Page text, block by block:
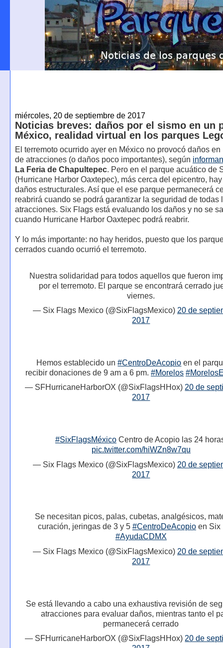
miércoles, 20 de septiembre de 2017
Noticias breves: daños por el sismo en un
México, realidad virtual en los parques
El terremoto ocurrido ayer en México no provocó daños
de atracciones (o daños poco importantes), según informan
La Feria de Chapultepec. Pero en el parque acuático de
(Hurricane Harbor Oaxtepec), más cerca del epicentro,
daños estructurales. Así que el ese parque permanecerá
reabrirá cuando se podrá garantizar la seguridad de todas
atracciones. Six Flags está evaluando los daños y no se
cuando Hurricane Harbor Oaxtepec podrá reabrir.
Y lo más importante: no hay heridos, puesto que los
cerrados cuando ocurrió el terremoto.
Nuestra solidaridad para todos aquellos que fueron
por el terremoto. El parque se encontrará cerrado
viernes.
— Six Flags Mexico (@SixFlagsMexico) 20 de
2017
Hemos establecido un#CentroDeAcopio en el
recibir donaciones de 9 am a 6 pm. #Morelos
— SFHurricaneHarborOX (@SixFlagsHHox) 20 de
2017
#SixFlagsMéxicoCentro de Acopio las 24
pic.twitter.com/hiWZn8w7qu
— Six Flags Mexico (@SixFlagsMexico) 20 de
2017
Se necesitan picos, palas, cubetas, analgésicos,
curación, jeringas de 3 y 5 #CentroDeAcopioen Six
#AyudaCDMX
— Six Flags Mexico (@SixFlagsMexico) 20 de
2017
Se está llevando a cabo una exhaustiva revisión de
atracciones para evaluar daños, mientras tanto el
permanecerá cerrado
— SFHurricaneHarborOX (@SixFlagsHHox) 20 de